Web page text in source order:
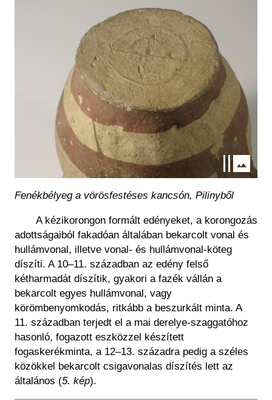
Fenékbélyeg a vörösfestéses kancsón, Pilinyből
A kézikorongon formált edényeket, a korongozás
adottságaiból fakadóan általában bekarcolt vonal és
hullámvonal, illetve vonal- és hullámvonal-köteg
díszíti. A 10–11. században az edény felső
kétharmadát díszítik, gyakori a fazék vállán a
bekarcolt egyes hullámvonal, vagy
körömbenyomkodás, ritkább a beszurkált minta. A
11. században terjedt el a mai derelye-szaggatóhoz
hasonló, fogazott eszközzel készített
fogaskerékminta, a 12–13. századra pedig a széles
közökkel bekarcolt csigavonalas díszítés lett az
általános (5. kép).